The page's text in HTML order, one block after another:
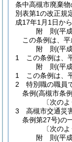
条中高槻市廃棄
別表第1の改正規
成17年1月1日から
附 則(平
この条例は、
附 則(平
1
この条例は、
附 則(平
1
この条例は、
2
特別職の職員
条例(高槻市条
〔次の
3
高槻市交通災
条例第27号)の
〔次の
附 則(平